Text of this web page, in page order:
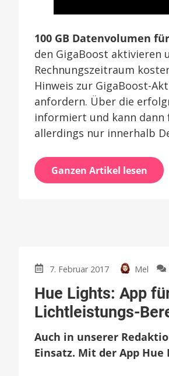
100 GB Datenvolumen
den GigaBoost aktivieren
Rechnungszeitraum
Hinweis zur GigaBoost-
anfordern. Über die
informiert und kann dann
allerdings nur innerhalb
Ganzen Artikel lesen
7. Februar 2017 Mel
Hue Lights: App
Lichtleistungs-
Auch in unserer
Einsatz. Mit der App